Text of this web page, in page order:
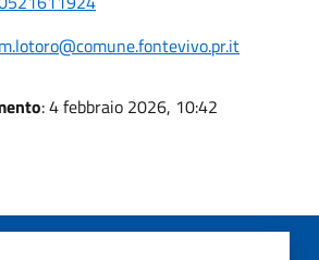
m.lotoro@comune.fontevivo.pr.it
: 4 febbraio 2026, 10:42